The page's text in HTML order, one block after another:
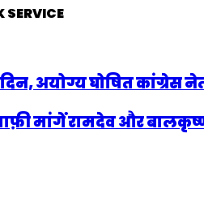
SERVICE
अयोग्य घोषित कांग्रेस
मांगें रामदेव और बालकृष्ण